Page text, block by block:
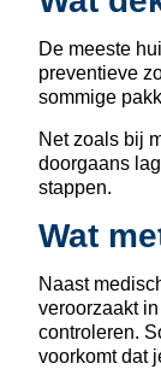
De meeste
preventieve
sommige
Net zoals bij
doorgaans
stappen.
Wat
Naast
veroorzaakt
controleren.
voorkomt dat